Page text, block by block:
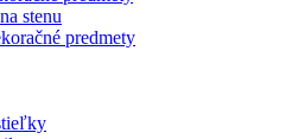
stenu
predmety